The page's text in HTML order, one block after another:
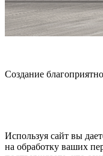
Создание
Используя сайт вы
на обработку ваших